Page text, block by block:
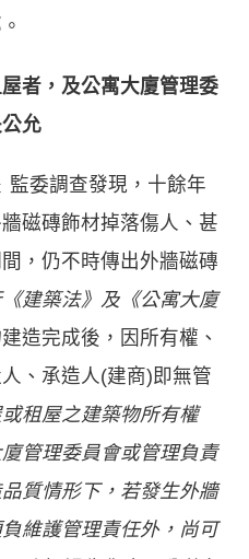
者，及公寓大廈管理委
允
監委調查發現，十餘年
磁磚飾材掉落傷人、甚
，仍不時傳出外牆磁磚
建築法》及《公寓大廈
造完成後，因所有權、
、承造人(建商)即無管
租屋之建築物所有權
管理委員會或管理負責
質情形下，若發生外牆
維護管理責任外，尚可